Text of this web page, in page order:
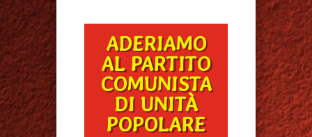
ADERIAMO
AL PARTITO
COMUNISTA
DI UNITÀ
POPOLARE